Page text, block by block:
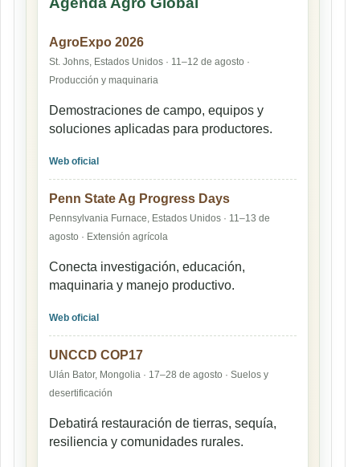
AgroExpo 2026
St. Johns, Estados Unidos · 11–12 de agosto ·
Producción y maquinaria
Demostraciones de campo, equipos y
soluciones aplicadas para productores.
Web oficial
Penn State Ag Progress Days
Pennsylvania Furnace, Estados Unidos · 11–13 de
agosto · Extensión agrícola
Conecta investigación, educación,
maquinaria y manejo productivo.
Web oficial
UNCCD COP17
Ulán Bator, Mongolia · 17–28 de agosto · Suelos y
desertificación
Debatirá restauración de tierras, sequía,
resiliencia y comunidades rurales.